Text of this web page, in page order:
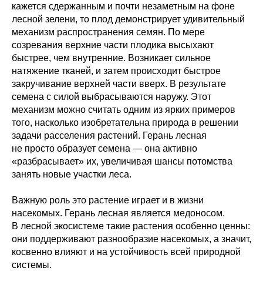
кажется сдержанным и почти незаметным на фоне
лесной зелени, то плод демонстрирует удивительный
механизм распространения семян. По мере
созревания верхние части плодика высыхают
быстрее, чем внутренние. Возникает сильное
натяжение тканей, и затем происходит быстрое
закручивание верхней части вверх. В результате
семена с силой выбрасываются наружу. Этот
механизм можно считать одним из ярких примеров
того, насколько изобретательна природа в решении
задачи расселения растений. Герань лесная
не просто образует семена — она активно
«разбрасывает» их, увеличивая шансы потомства
занять новые участки леса.
Важную роль это растение играет и в жизни
насекомых. Герань лесная является медоносом.
В лесной экосистеме такие растения особенно ценны:
они поддерживают разнообразие насекомых, а значит,
косвенно влияют и на устойчивость всей природной
системы.